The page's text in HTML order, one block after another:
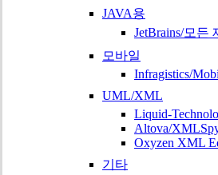
JAVA용
JetBrains/모든
모바일
Infragistics/
UML/XML
Liquid-
Altova/
Oxyzen XML
기타